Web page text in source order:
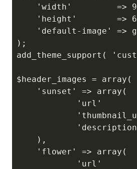
'width'         =>
'height'        =>
'default-image' =>
);
add_theme_support(
$header_images = array(
    'sunset' => array(
'url'
    ),
    'flower' => array(
'url'